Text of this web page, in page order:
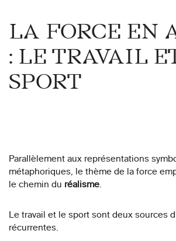
LA FORCE EN
: LE TRAVAIL
SPORT
Parallèlement aux représentations
métaphoriques, le thème de la force
le chemin du réalisme
Le travail et le sport sont deux sources
récurrentes.